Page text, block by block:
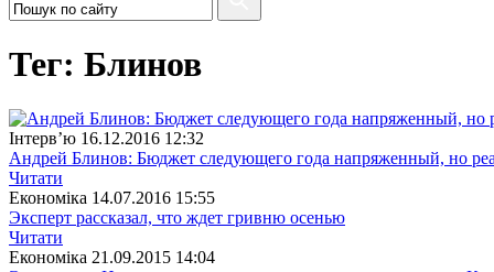
Тег: Блинов
Інтерв’ю 16.12.2016 12:32
Андрей Блинов: Бюджет следующего года напряженный, но
Читати
Економіка 14.07.2016 15:55
Эксперт рассказал, что ждет гривню осенью
Читати
Економіка 21.09.2015 14:04